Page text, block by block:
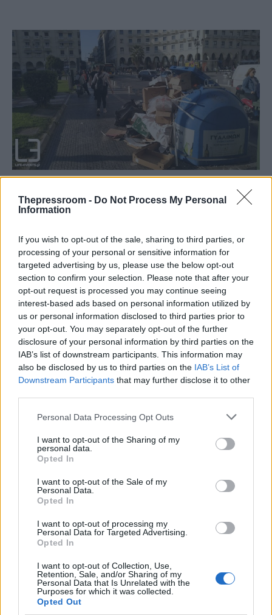
Thepressroom - Do Not Process My Personal
Information
If you wish to opt-out of the sale, sharing to third parties, or
processing of your personal or sensitive information for
targeted advertising by us, please use the below opt-out
section to confirm your selection. Please note that after your
opt-out request is processed you may continue seeing
interest-based ads based on personal information utilized by
us or personal information disclosed to third parties prior to
your opt-out. You may separately opt-out of the further
disclosure of your personal information by third parties on the
IAB’s list of downstream participants. This information may
also be disclosed by us to third parties on the IAB’s List of
Downstream Participants that may further disclose it to other
Please note that this website/app uses one or more Google
not limited to your visit or usage behaviour. You may click to
grant or deny consent to Google and its third-party tags to
use your data for below specified purposes in below Google
consent section.
Personal Data Processing Opt Outs
I want to opt-out of the Sharing of my
personal data.
Opted In
I want to opt-out of the Sale of my
Personal Data.
Opted In
I want to opt-out of processing my
Personal Data for Targeted Advertising.
Opted In
I want to opt-out of Collection, Use,
Retention, Sale, and/or Sharing of my
Personal Data that Is Unrelated with the
Purposes for which it was collected.
Opted Out
ΕΛΛΑΔΑ
Λόφοι τα σκουπίδια στη Θεσσαλονίκη
καθαριότητα
Τόνοι σκουπιδιών στους δρόμους της
Θεσσαλονίκης
29/11/2022 - 14:15
Θεσσαλονίκη: Συσσωρεύονται τα
σκουπίδια στους δρόμους λόγω αποχής
των εργαζομένων στην καθαριότητα
δηλώνει ο Κ. Ζέρβας